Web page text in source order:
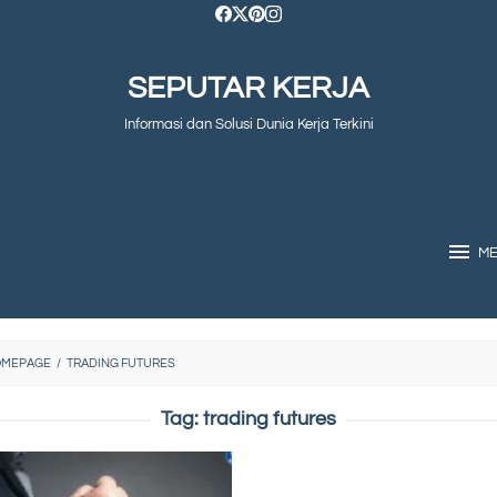
SEPUTAR KERJA
Informasi dan Solusi Dunia Kerja Terkini
/ TRADING FUTURES
Tag: trading futures